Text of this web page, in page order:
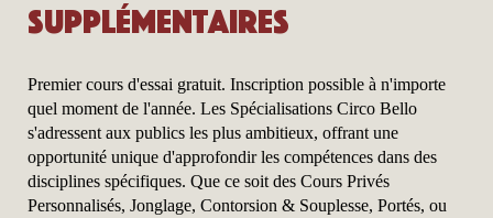
supplémentaires
Premier cours d'essai gratuit. Inscription possible à n'importe
quel moment de l'année. Les Spécialisations Circo Bello
s'adressent aux publics les plus ambitieux, offrant une
opportunité unique d'approfondir les compétences dans des
disciplines spécifiques. Que ce soit des Cours Privés
Personnalisés, Jonglage, Contorsion & Souplesse, Portés, ou